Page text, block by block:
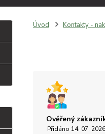
Úvod Kontakty -
Ověřený
Přidáno 14. 07. 2026